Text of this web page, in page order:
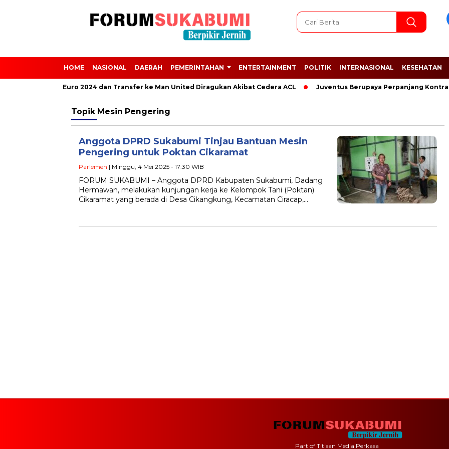
HOME NASIONAL DAERAH PEMERINTAHAN ENTERTAINMENT POLITIK INTERNASIONAL KESEHATAN
Absen dari Euro 2024 dan Transfer ke Man United Diragukan Akibat Cedera ACL Juventus Berupaya Perpanjang Kontrak
Topik Mesin Pengering
Anggota DPRD Sukabumi Tinjau Bantuan Mesin
Pengering untuk Poktan Cikaramat
Parlemen | Minggu, 4 Mei 2025 - 17:30 WIB
FORUM SUKABUMI – Anggota DPRD Kabupaten Sukabumi, Dadang
Hermawan, melakukan kunjungan kerja ke Kelompok Tani (Poktan)
Cikaramat yang berada di Desa Cikangkung, Kecamatan Ciracap,…
Part of Titisan Media Perkasa